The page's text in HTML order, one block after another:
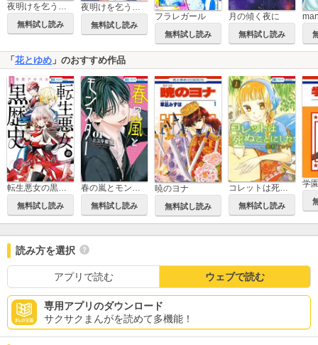
夜明けを乞うけものたち
無料試し読み
夜明けを乞うけものたち[ばら売り]
無料試し読み
フラレガール
無料試し読み
月の傾く夜に
無料試し読み
「 花とゆめ 」のおすすめ作品
無料試し読み 無料試し読み
暁のヨナ
無料試し読み 無料試し読み
学
読み方を選択
アプリで読む ウェブで読む
専用アプリのダウンロード
サクサクまんがを読めて多機能！